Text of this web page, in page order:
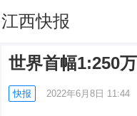
江西快报
世界首幅1:250
快报 2022年6月8日 11:44